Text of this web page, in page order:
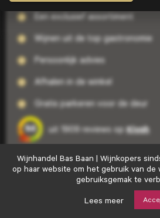
Een exclusief assortiment
Wijnen uit de top gastronomie
Persoonlijk advies
Afhalen in de winkel
Gratis parkeren voor de deur
9.6 uit 1909 reviews opKiyoh
Liever persoonlijk contact?
Wijnhandel
Bas
Baan
Wijnhandel Bas Baan | Wijnkopers
op haar website om het gebruik van de
gebruiksgemak te
Lees meer